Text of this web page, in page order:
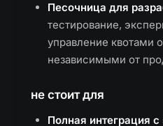
Песочница для
тестирование,
управление квотами
независимыми от
не стоит для
Полная интеграция